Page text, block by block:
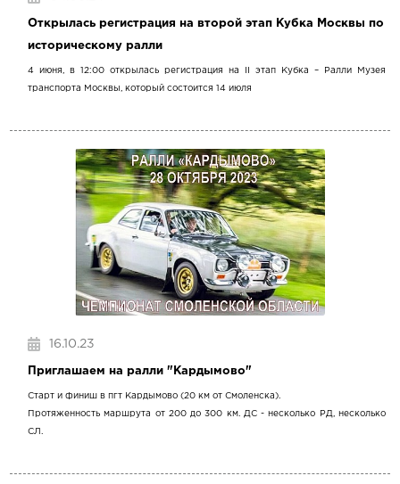
Открылась регистрация на второй этап Кубка Москвы по
историческому ралли
4 июня, в 12:00 открылась регистрация на II этап Кубка – Ралли Музея
транспорта Москвы, который состоится 14 июля
16.10.23
Приглашаем на ралли "Кардымово"
Старт и финиш в пгт Кардымово (20 км от Смоленска).
Протяженность маршрута от 200 до 300 км. ДС - несколько РД, несколько
СЛ.